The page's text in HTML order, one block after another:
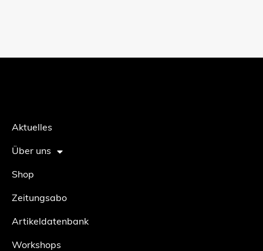
Aktuelles
Über uns
Shop
Zeitungsabo
Artikeldatenbank
Workshops